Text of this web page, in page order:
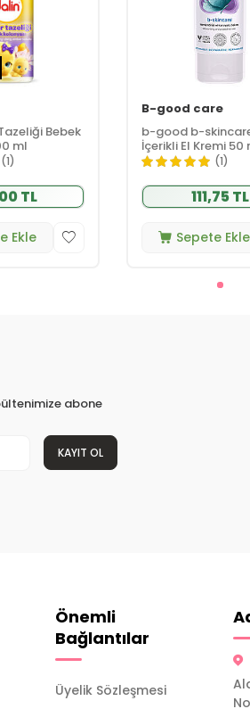
Bebek
ml
(1)
TL
Ekle
B-good care
b-good b-
İçerikli El Kremi 50
(1)
111,75 TL
Sepete Ekle
abone
KAYIT OL
Önemli
Bağlantılar
Üyelik Sözleşmesi